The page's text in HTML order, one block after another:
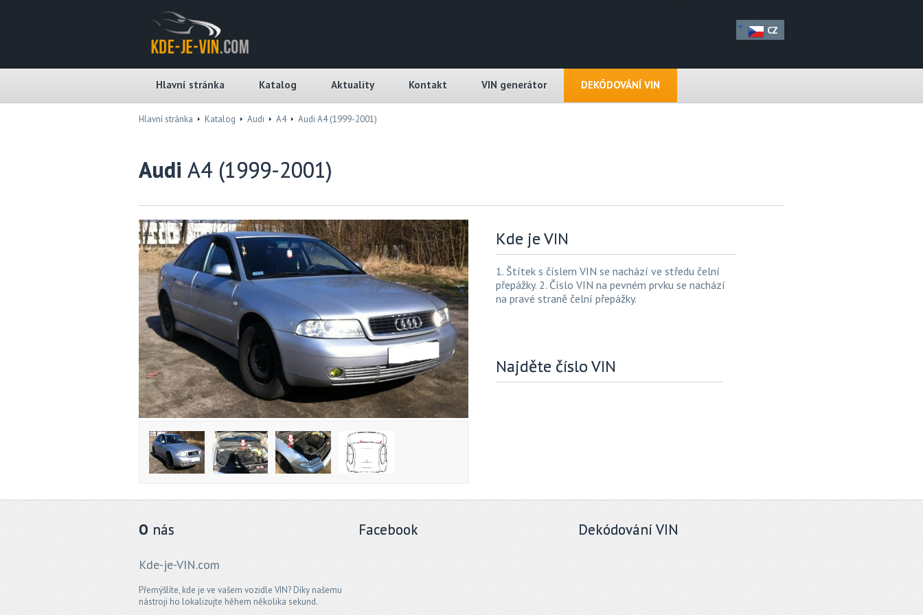
CZ
Hlavní stránka Katalog Aktuality Kontakt VIN generátor DEKÓDOVÁNÍ VIN
Hlavní stránka Katalog Audi A4 Audi A4 (1999-2001)
Audi A4 (1999-2001)
Kde je VIN
1. Štítek s číslem VIN se nachází ve středu čelní
přepážky. 2. Číslo VIN na pevném prvku se nachází
na pravé straně čelní přepážky.
Najděte číslo VIN
O nás
Kde-je-VIN.com
Přemýšlíte, kde je ve vašem vozidle VIN? Díky našemu
nástroji ho lokalizujte hěhem několika sekund.
Facebook Dekódování VIN